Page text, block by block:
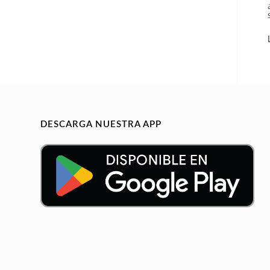
DESCARGA NUESTRA APP